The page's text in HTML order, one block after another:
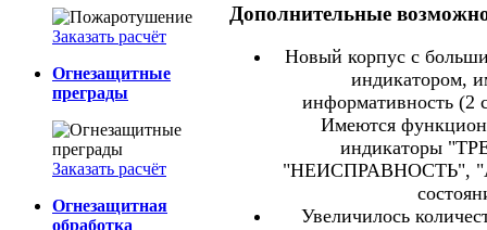
Заказать расчёт
Огнезащитные
преграды
Заказать расчёт
Огнезащитная
обработка
Дополнительные
Новый корпус с
индикатором,
информативность (2
Имеются
индикаторы
"НЕИСПРАВНОСТЬ",
Увеличилось